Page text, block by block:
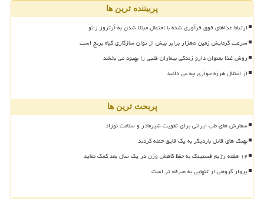
پربیننده ترین ها
ارتباط غذاهای فوق فرآوری شده با احتمال مبتلا شدن به آرتروز زانو
سرعت گرمایش زمین ۵هزار برابر بیش از توان سازگاری گیاه برنج است
روش غذا بعنوان دارو زندگی بیماران قلبی را بهبود می بخشد
از اختلال هرزه خواری چه می دانید
پربحث ترین ها
سفارش های طب ایرانی برای تقویت شیرمادر و سلامت نوزاد
نهنگ های قاتل باردیگر به یک قایق حمله کردند
۱۲ هفته رژیم فستینگ به حفظ کاهش وزن در یک سال بعد کمک نماید
پرواز گروهی از تنهایی به صرفه تر است